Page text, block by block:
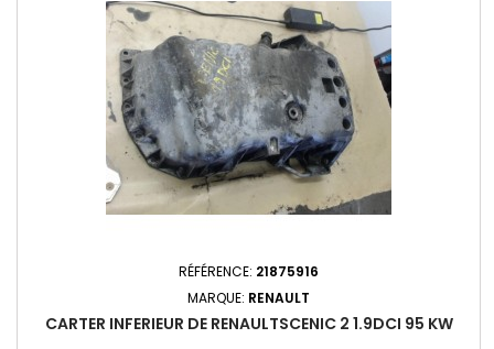
RÉFÉRENCE: 21875916
MARQUE: RENAULT
CARTER INFERIEUR DE RENAULTSCENIC 2 1.9DCI 95 KW